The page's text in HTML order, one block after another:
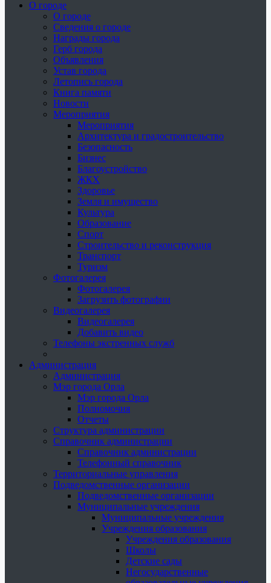
О городе
О городе
Сведения о городе
Награды города
Герб города
Объявления
Устав города
Летопись города
Книга памяти
Новости
Мероприятия
Мероприятия
Архитектура и градостроительство
Безопасность
Бизнес
Благоустройство
ЖКХ
Здоровье
Земля и имущество
Культура
Образование
Спорт
Строительство и реконструкция
Транспорт
Туризм
Фотогалерея
Фотогалерея
Загрузить фотографии
Видеогалерея
Видеогалерея
Добавить видео
Телефоны экстренных служб
Администрация
Администрация
Мэр города Орла
Мэр города Орла
Полномочия
Отчеты
Структура администрации
Справочник администрации
Справочник администрации
Телефонный справочник
Территориальные управления
Подведомственные организации
Подведомственные организации
Муниципальные учреждения
Муниципальные учреждения
Учреждения образования
Учреждения образования
Школы
Детские сады
Негосударственные